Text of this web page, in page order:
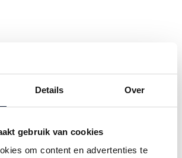
Details Over
gebruik van cookies
om content en advertenties te
Volgende
nieuwsbericht